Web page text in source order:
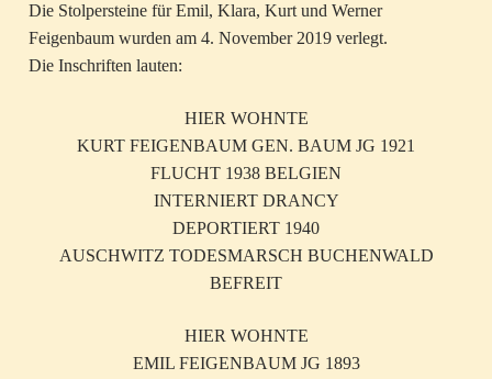
Die Stolpersteine für Emil, Klara, Kurt und Werner
Feigenbaum wurden am 4. November 2019 verlegt.
Die Inschriften lauten:
HIER WOHNTE
KURT FEIGENBAUM GEN. BAUM JG 1921
FLUCHT 1938 BELGIEN
INTERNIERT DRANCY
DEPORTIERT 1940
AUSCHWITZ TODESMARSCH BUCHENWALD
BEFREIT
HIER WOHNTE
EMIL FEIGENBAUM JG 1893